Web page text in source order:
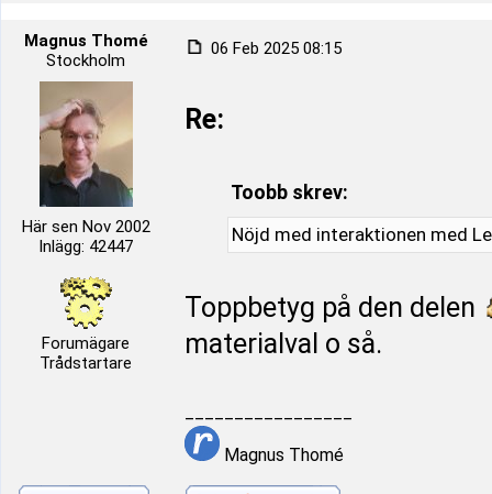
Magnus Thomé
Stockholm
Här sen Nov 2002
Inlägg: 42447
Forumägare
Trådstartare
06 Feb 2025 08:15
Re:
Toobb skrev:
Nöjd med interaktionen med
Toppbetyg på den delen
materialval o så.
Magnus Thomé